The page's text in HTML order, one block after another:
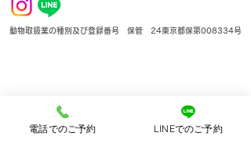
動物取扱業の種別及び登録番号 保管 24東京都保第008334号
電話でのご予約 LINEでのご予約